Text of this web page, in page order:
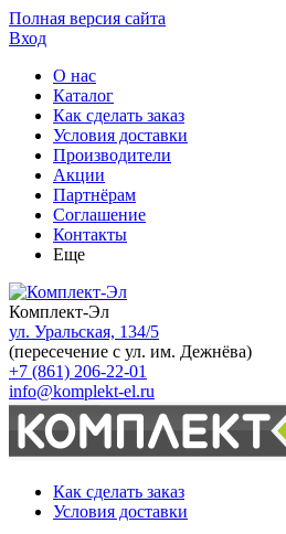
Полная версия сайта
Вход
О нас
Каталог
Как сделать заказ
Условия доставки
Производители
Акции
Партнёрам
Соглашение
Контакты
Еще
Комплект-Эл
ул. Уральская, 134/5
(пересечение с ул. им. Дежнёва)
+7 (861) 206-22-01
info@komplekt-el.ru
Как сделать заказ
Условия доставки